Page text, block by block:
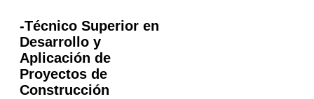
-Técnico Superior en
Desarrollo y
Aplicación de
Proyectos de
Construcción